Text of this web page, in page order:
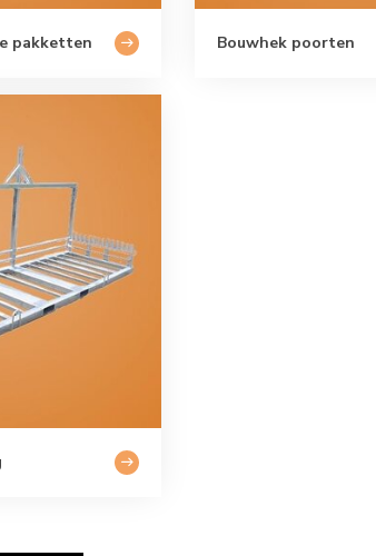
pakketten Bouwhek poorten